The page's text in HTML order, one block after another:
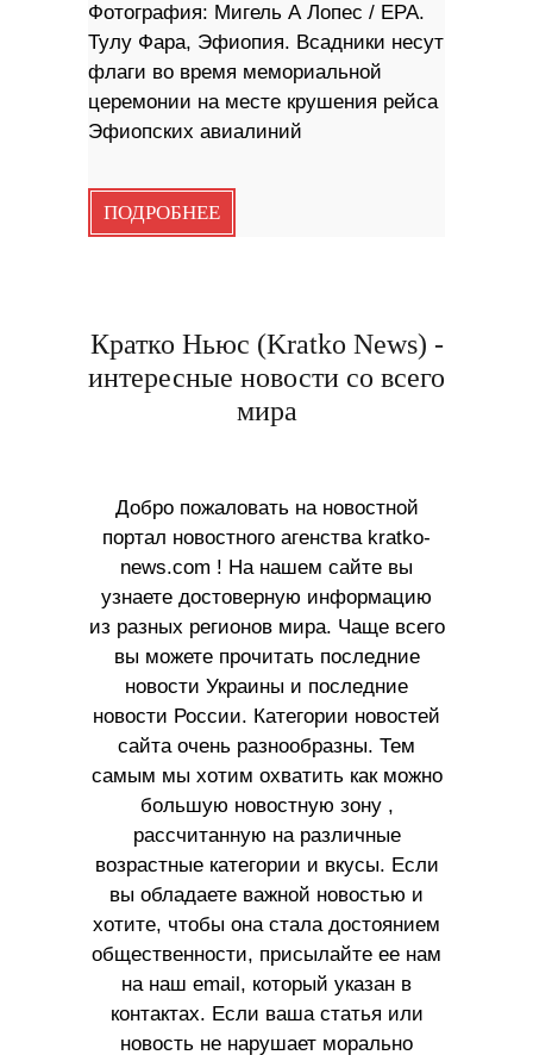
Фотография: Мигель А Лопес / EPA.
Тулу Фара, Эфиопия. Всадники несут
флаги во время мемориальной
церемонии на месте крушения рейса
Эфиопских авиалиний
ПОДРОБНЕЕ
Кратко Ньюс (Kratko News) -
интересные новости со всего
мира
Добро пожаловать на новостной
портал новостного агенства kratko-
news.com ! На нашем сайте вы
узнаете достоверную информацию
из разных регионов мира. Чаще всего
вы можете прочитать последние
новости Украины и последние
новости России. Категории новостей
сайта очень разнообразны. Тем
самым мы хотим охватить как можно
большую новостную зону ,
рассчитанную на различные
возрастные категории и вкусы. Если
вы обладаете важной новостью и
хотите, чтобы она стала достоянием
общественности, присылайте ее нам
на наш email, который указан в
контактах. Если ваша статья или
новость не нарушает морально